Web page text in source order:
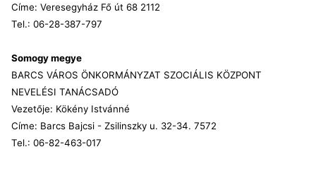
Címe: Veresegyház Fő út 68 2112
Tel.: 06-28-387-797
Somogy megye
BARCS VÁROS ÖNKORMÁNYZAT SZOCIÁLIS KÖZPONT
NEVELÉSI TANÁCSADÓ
Vezetője: Kökény Istvánné
Címe: Barcs Bajcsi - Zsilinszky u. 32-34. 7572
Tel.: 06-82-463-017